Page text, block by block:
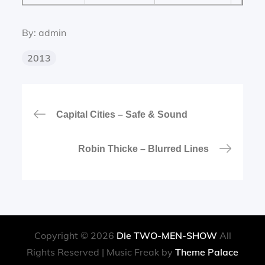
By:admin
2013
Beitragsnavigation
Capital Cities – Safe & Sound
Robin Thicke – Blurred Lines
Copyright © 2026 Die TWO-MEN-SHOWAll
Rights Reserved | Music Freak by Theme Palace